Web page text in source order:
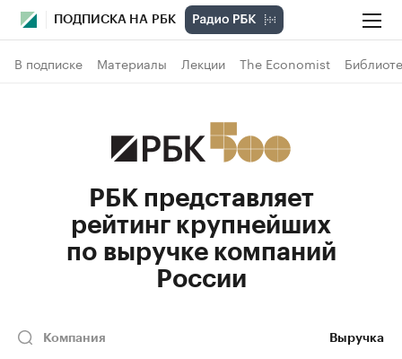
ПОДПИСКА НА РБК
В подписке Материалы Лекции The Economist
РБК представляет
рейтинг крупнейших
по выручке компаний
России
Компания Выручка